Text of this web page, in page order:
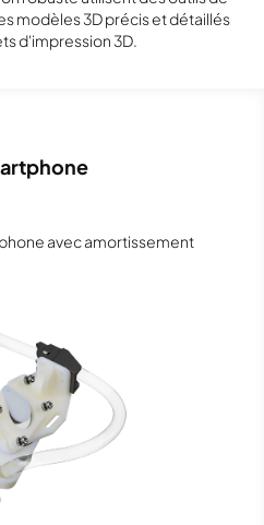
modèles 3D précis et détaillés
d'impression 3D.
avec amortissement